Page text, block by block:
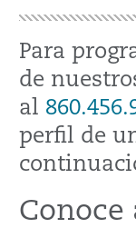
Para
de
al
perfil de
Conoce